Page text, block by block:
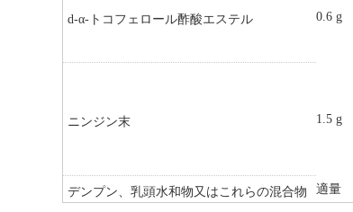
d-α-トコフェロール酢酸エステル 0.6 g
ニンジン末 1.5 g
デンプン、乳頭水和物又はこれらの混合物
適量